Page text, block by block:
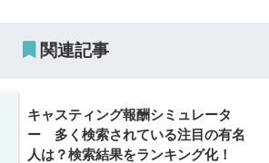
関連記事
キャスティング報酬シミュレータ
ー 多く検索されている注目の有名
人は？検索結果をランキング化！